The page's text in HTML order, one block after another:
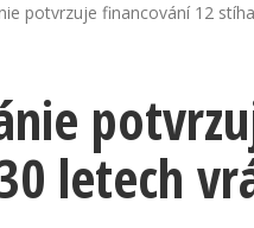
potvrzuje financování 12
letech